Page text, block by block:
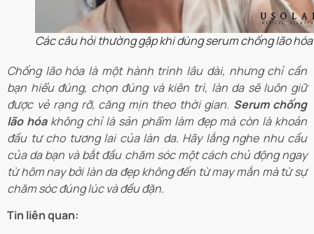
Các câu hỏi thường gặp khi dùng serum chống lão hóa
Chống lão hóa là một hành trình lâu dài, nhưng chỉ cần
bạn hiểu đúng, chọn đúng và kiên trì, làn da sẽ luôn giữ
được vẻ rạng rỡ, căng mịn theo thời gian. Serum chống
lão hóakhông chỉ là sản phẩm làm đẹp mà còn là khoản
đầu tư cho tương lai của làn da. Hãy lắng nghe nhu cầu
của da bạn và bắt đầu chăm sóc một cách chủ động ngay
từ hôm nay bởi làn da đẹp không đến từ may mắn mà từ sự
chăm sóc đúng lúc và đều đặn.
Tin liên quan: